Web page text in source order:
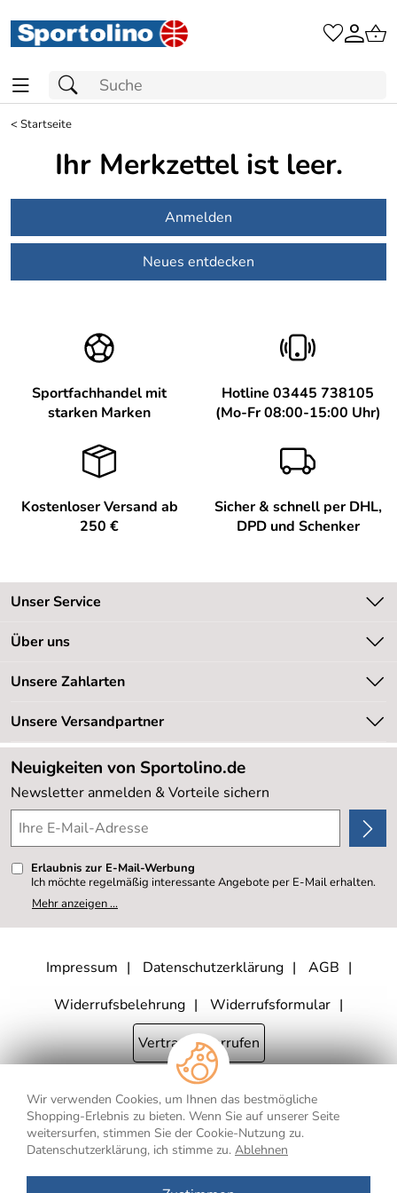
Wir verwenden Cookies, um Ihnen das bestmögliche
Shopping-Erlebnis zu bieten. Wenn Sie auf unserer Seite
weitersurfen, stimmen Sie der Cookie-Nutzung zu.
Datenschutzerklärung, ich stimme zu. Ablehnen
<Startseite
Ihr Merkzettel ist leer.
Anmelden
Neues entdecken
Sportfachhandel mit
starken Marken
Hotline 03445 738105
(Mo-Fr 08:00-15:00 Uhr)
Kostenloser Versand ab
250 €
Sicher & schnell per DHL,
DPD und Schenker
Unser Service
Kontakt
Newsletter
Retourenabwicklung
Lieferbedingungen
Kundenlogin
Über uns
Unsere Bestseller
Neu
Sale %
Kundenbewertungen (20.178)
4,8/5*****
Unsere Zahlarten
Unsere Versandpartner
Neuigkeiten von Sportolino.de
Newsletter anmelden & Vorteile sichern
Erlaubnis zur E-Mail-Werbung
Ich möchte regelmäßig interessante Angebote per E-Mail erhalten.
Meine E-Mail-Adresse wird nicht an andere Unternehmen
weitergegeben. Zu statistischen Zwecken wird in anonymer Form
kann ich jederzeit mit Wirkung für die Zukunft widerrufen, indem ich
den Link "Abmelden" am Ende des Newsletters anklicke oder die
Datenschutzerklärung habe ich zur Kenntnis genommen.
Mehr anzeigen ...
Impressum Datenschutzerklärung
AGB
Widerrufsbelehrung
Widerrufsformular
Vertrag widerrufen
* Alle Preisangaben inkl. MwSt., bis 250,- € Bestellwert zzgl.
Versandkosten, ab 250,- € Bestellwert inkl.Versandkosteninnerhalb
Deutschlands
** Gilt für Lieferungen nach Deutschland. Lieferzeiten für andere Länder